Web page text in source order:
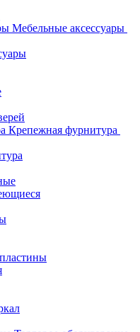
Мебельные аксессуары
Крепежная фурнитура